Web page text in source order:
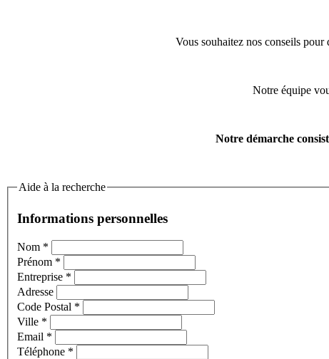
Vous souhaitez nos conseils
Notre équipe
Notre démarche
Aide à la recherche
Informations personnelles
Nom *
Prénom *
Entreprise *
Adresse
Code Postal *
Ville *
Email *
Téléphone *